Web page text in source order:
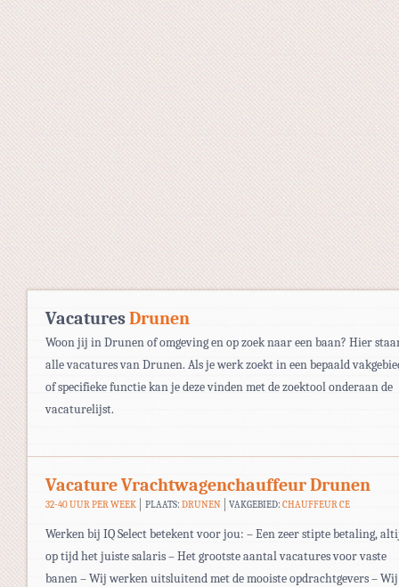
VacaturesDrunen
Woon jij in Drunen of omgeving en op zoek naar een baan? Hier
alle vacatures van Drunen. Als je werk zoekt in een bepaald
of specifieke functie kan je deze vinden met de zoektool onderaan de
vacaturelijst.
Vacature Vrachtwagenchauffeur Drunen
32-40 UUR PER WEEK PLAATS: DRUNEN VAKGEBIED:CHAUFFEUR CE
Werken bij IQ Select betekent voor jou: – Een zeer stipte betaling,
op tijd het juiste salaris – Het grootste aantal vacatures voor vaste
banen – Wij werken uitsluitend met de mooiste opdrachtgevers – Wij